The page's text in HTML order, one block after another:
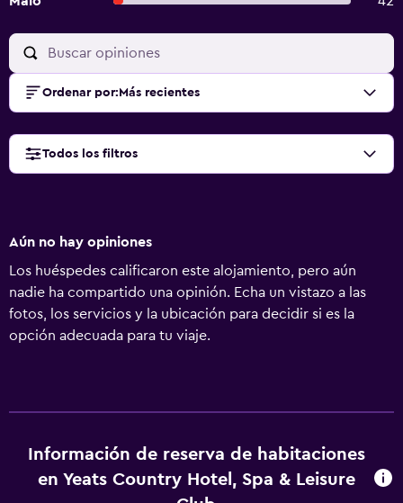
Ordenar por: Más recientes
Todos los filtros
Aún no hay opiniones
Los huéspedes calificaron este alojamiento, pero aún
nadie ha compartido una opinión. Echa un vistazo a las
fotos, los servicios y la ubicación para decidir si es la
opción adecuada para tu viaje.
Información de reserva de habitaciones
en Yeats Country Hotel, Spa & Leisure